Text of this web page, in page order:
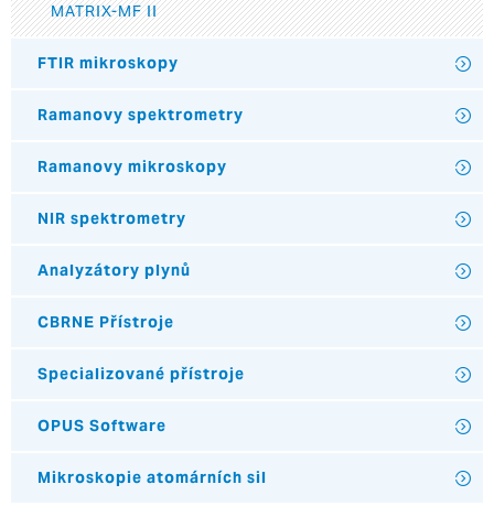
MATRIX-MF II
FTIR mikroskopy
Ramanovy spektrometry
Ramanovy mikroskopy
NIR spektrometry
Analyzátory plynů
CBRNE Přístroje
Specializované přístroje
OPUS Software
Mikroskopie atomárních sil